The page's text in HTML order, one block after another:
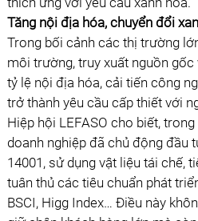
Tăng nội địa hóa, chuyển đổi
Trong bối cảnh các thị trường
môi trường, truy xuất nguồn
tỷ lệ nội địa hóa, cải tiến công
trở thành yêu cầu cấp thiết với
Hiệp hội LEFASO cho biết,
doanh nghiệp đã chủ động đầu
14001, sử dụng vật liệu tái chế,
tuân thủ các tiêu chuẩn phát
BSCI, Higg Index… Điều này